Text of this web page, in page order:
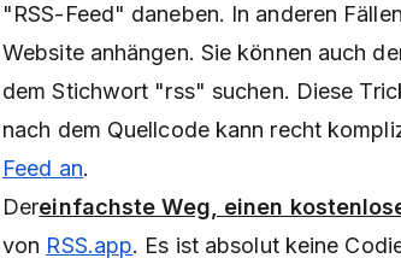
"RSS-Feed" daneben. In anderen
Website anhängen. Sie können auch
dem Stichwort "rss" suchen. Diese
nach dem Quellcode kann recht
Feed an.
Dereinfachste Weg, einen
von RSS.app. Es ist absolut keine